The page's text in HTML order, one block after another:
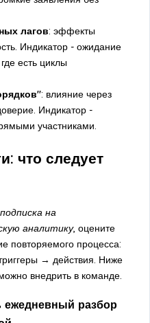
лагов: эффекты
Индикатор - ожидание
есть циклы
: влияние через
Индикатор -
участниками.
что следует
подписка на
аналитику, оцените
повторяемого процесса:
→ действия. Ниже
внедрить в команде.
ежедневный разбор